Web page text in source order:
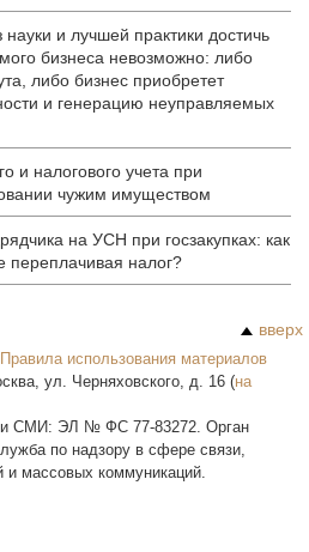
и лучшей практики достичь
бизнеса невозможно: либо
либо бизнес приобретет
и генерацию неуправляемых
и налогового учета при
чужим имуществом
на УСН при госзакупках: как
переплачивая налог?
вверх
Правила использования материалов
, ул. Черняховского, д. 16 (на
СМИ: ЭЛ № ФС 77-83272. Орган
по надзору в сфере связи,
и массовых коммуникаций.